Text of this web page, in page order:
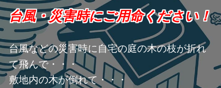
台風・災害時にご用命ください！
台風などの災害時に自宅の庭の木の枝が折れ
て飛んで・・・
敷地内の木が倒れて・・・